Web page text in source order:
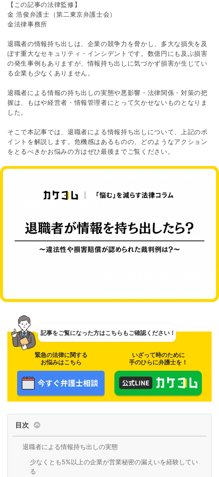
【この記事の法律監修】
金 浩俊弁護士（第二東京弁護士会）
金法律事務所
退職者の情報持ち出しは、企業の競争力を脅かし、多大な損失を及
ぼす重大なセキュリティ・インシデントです。数億円にも及ぶ損害
の発生事例もありますが、情報持ち出しに気づかず損害が生じてい
る企業も少なくありません。
退職者による情報の持ち出しの実態や悪影響・法律関係・対策の把
握は、もはや経営者・情報管理者にとって欠かせないものとなりま
した。
そこで本記事では、退職者による情報持ち出しについて、上記のポ
イントを解説します。危機感はあるものの、どのようなアクション
をとるべきかお悩みの方はぜひ最後までご覧ください。
記事をご覧になった方はこちらもご確認ください！
緊急の法律に関する
お悩みはこちら
いざって時のために
手のひらに弁護士を！
目次
退職者による情報持ち出しの実態
少なくとも5%以上の企業が営業秘密の漏えいを経験してい
る